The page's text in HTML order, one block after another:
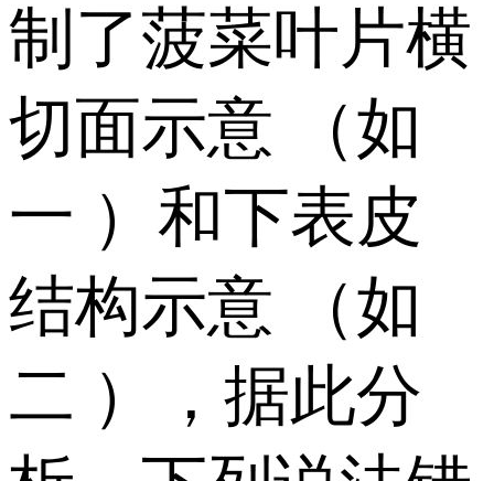
制了菠菜叶片横
切面示意 （如
一 ）和下表皮
结构示意 （如
二 ），据此分